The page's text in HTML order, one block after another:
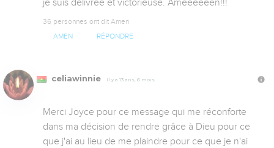
je suis délivrée et victorieuse. Ameeeeeen!!!
36 personnes ont dit Amen
AMEN RÉPONDRE
celiawinnie Il y a 13 ans, 6 mois
Merci Joyce pour ce message qui me réconforte
dans ma décision de rendre grâce à Dieu pour ce
que j'ai au lieu de me plaindre pour ce que je n'ai